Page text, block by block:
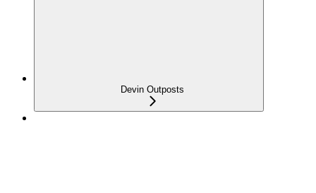
Devin Outposts